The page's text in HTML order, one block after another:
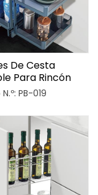
De Cesta
Para Rincón
Cocina
PB-019